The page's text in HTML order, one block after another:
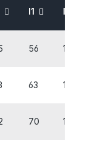
l1 l2
56 10
63 12
70 14